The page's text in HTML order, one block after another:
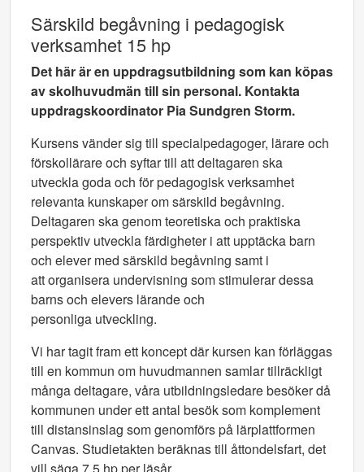
Särskild begåvning i pedagogisk
verksamhet 15 hp
Det här är en uppdragsutbildning som kan köpas
av skolhuvudmän till sin personal. Kontakta
uppdragskoordinator Pia Sundgren Storm.
Kursens vänder sig till specialpedagoger, lärare och
förskollärare och syftar till att deltagaren ska
utveckla goda och för pedagogisk verksamhet
relevanta kunskaper om särskild begåvning.
Deltagaren ska genom teoretiska och praktiska
perspektiv utveckla färdigheter i att upptäcka barn
och elever med särskild begåvning samt i
att organisera undervisning som stimulerar dessa
barns och elevers lärande och
personliga utveckling.
Vi har tagit fram ett koncept där kursen kan förläggas
till en kommun om huvudmannen samlar tillräckligt
många deltagare, våra utbildningsledare besöker då
kommunen under ett antal besök som komplement
till distansinslag som genomförs på lärplattformen
Canvas. Studietakten beräknas till åttondelsfart, det